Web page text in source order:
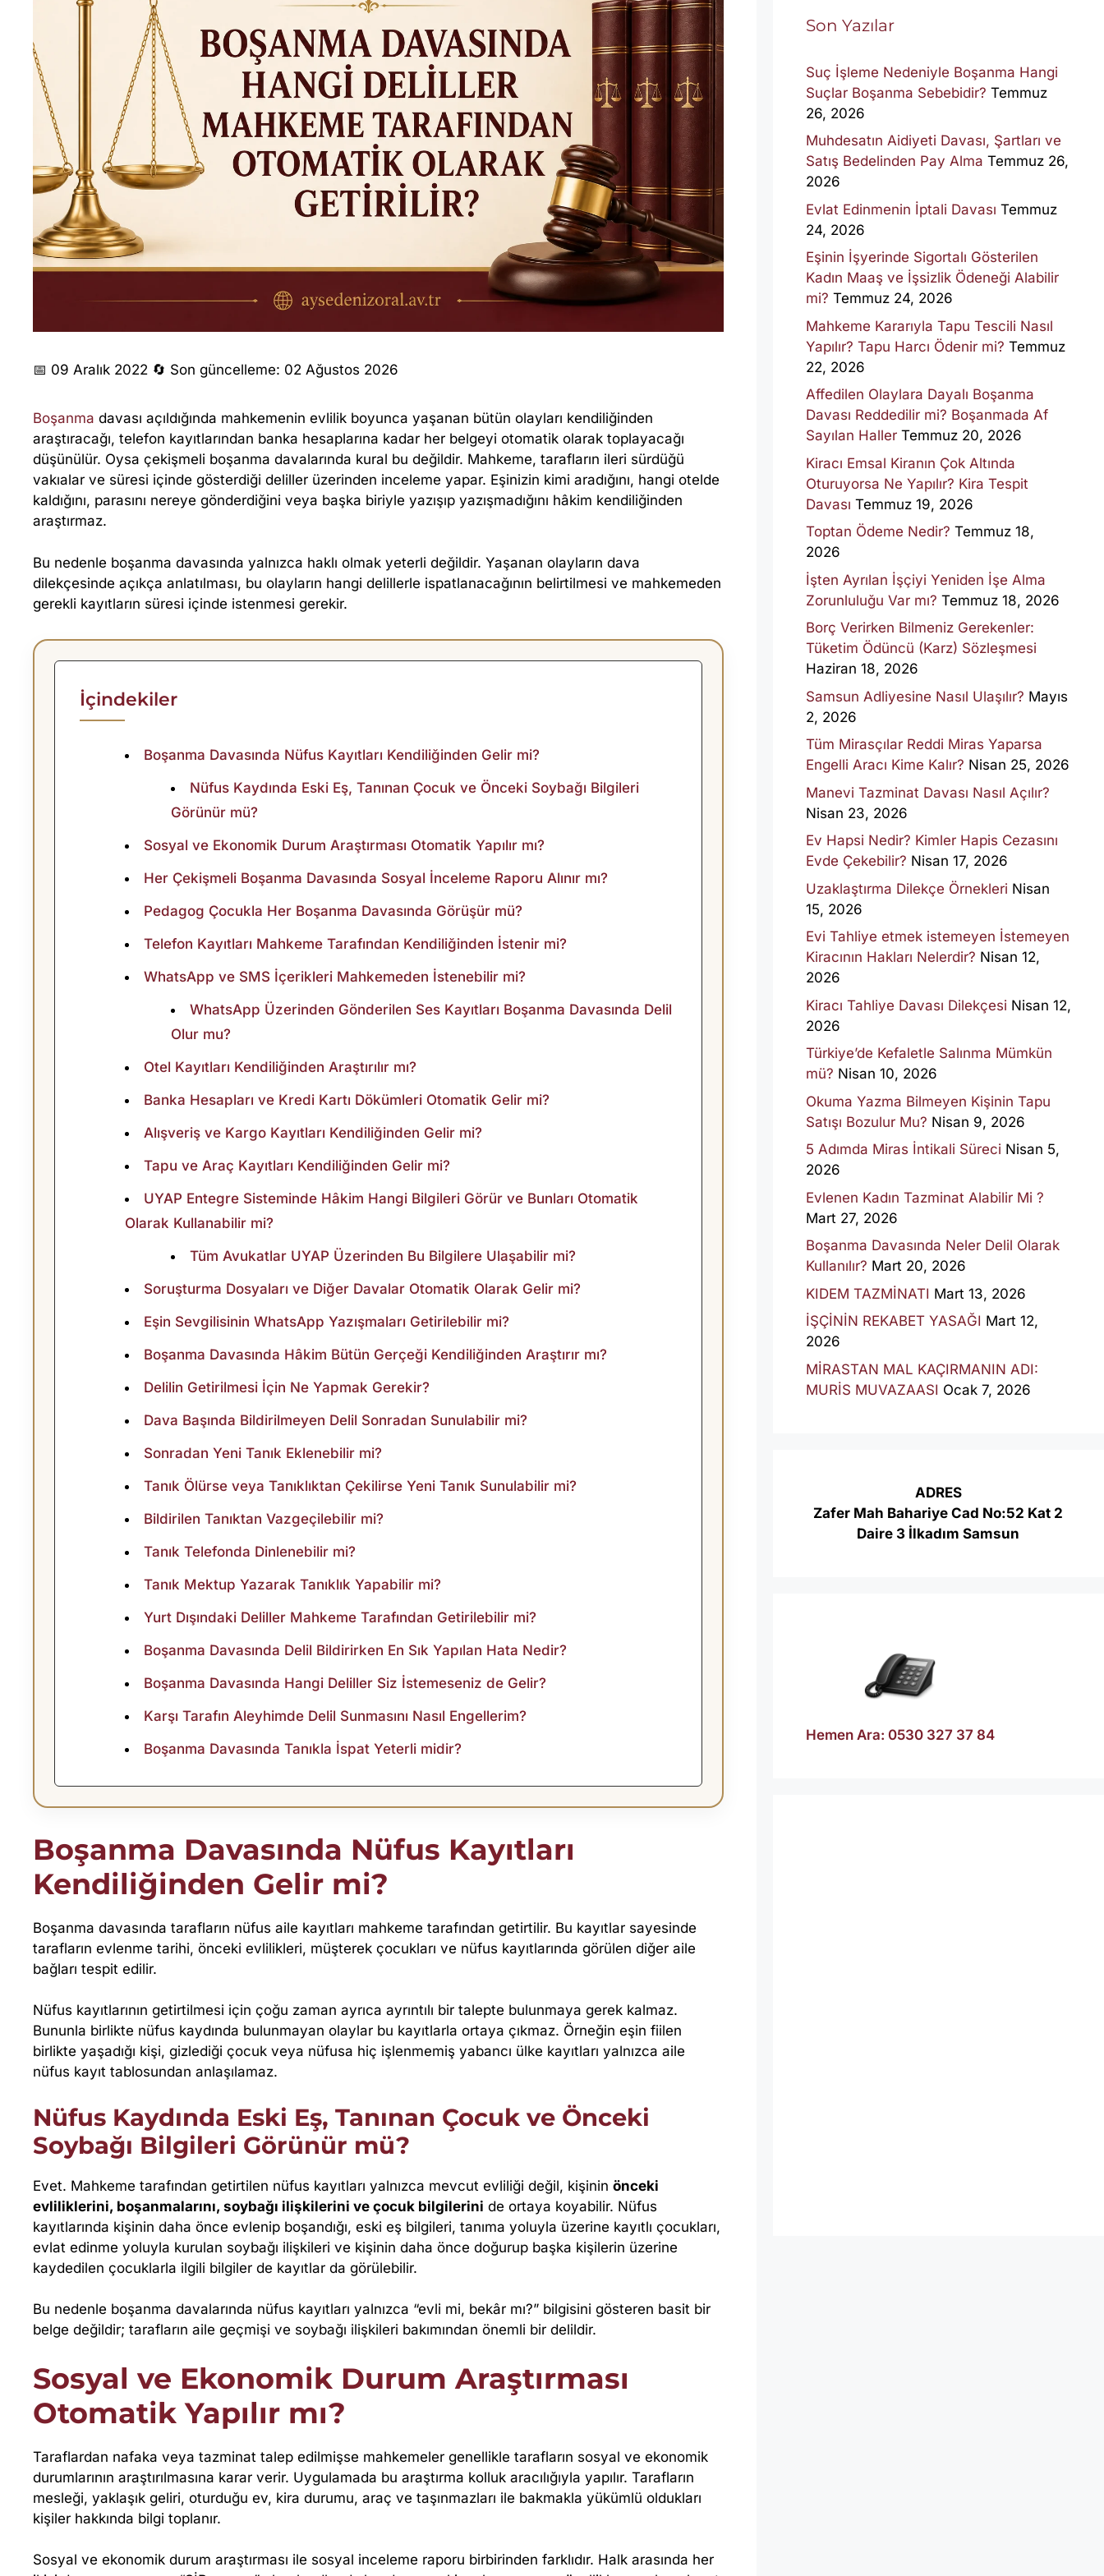
B
O
Ş
A
M
A
D
M
E
T
A
R
A
F
I
N
D
A
N
O
T
O
M
A
T
I
K
📅 09 Aralık 2022 🔄 Son güncelleme: 02 Ağustos 2026
Boşanma davası açıldığında mahkemenin evlilik boyunca yaşanan bütün olayları kendiliğinden
araştıracağı, telefon kayıtlarından banka hesaplarına kadar her belgeyi otomatik olarak toplayacağı
düşünülür. Oysa çekişmeli boşanma davalarında kural bu değildir. Mahkeme, tarafların ileri sürdüğü
vakıalar ve süresi içinde gösterdiği deliller üzerinden inceleme yapar. Eşinizin kimi aradığını, hangi otelde
kaldığını, parasını nereye gönderdiğini veya başka biriyle yazışıp yazışmadığını hâkim kendiliğinden
araştırmaz.
Bu nedenle boşanma davasında yalnızca haklı olmak yeterli değildir. Yaşanan olayların dava
dilekçesinde açıkça anlatılması, bu olayların hangi delillerle ispatlanacağının belirtilmesi ve mahkemeden
gerekli kayıtların süresi içinde istenmesi gerekir.
İçindekiler
Boşanma Davasında Nüfus Kayıtları Kendiliğinden Gelir mi?
Nüfus Kaydında Eski Eş, Tanınan Çocuk ve Önceki Soybağı Bilgileri
Görünür mü?
Sosyal ve Ekonomik Durum Araştırması Otomatik Yapılır mı?
Her Çekişmeli Boşanma Davasında Sosyal İnceleme Raporu Alınır mı?
Pedagog Çocukla Her Boşanma Davasında Görüşür mü?
Telefon Kayıtları Mahkeme Tarafından Kendiliğinden İstenir mi?
WhatsApp ve SMS İçerikleri Mahkemeden İstenebilir mi?
WhatsApp Üzerinden Gönderilen Ses Kayıtları Boşanma Davasında Delil
Olur mu?
Otel Kayıtları Kendiliğinden Araştırılır mı?
Banka Hesapları ve Kredi Kartı Dökümleri Otomatik Gelir mi?
Alışveriş ve Kargo Kayıtları Kendiliğinden Gelir mi?
Tapu ve Araç Kayıtları Kendiliğinden Gelir mi?
UYAP Entegre Sisteminde Hâkim Hangi Bilgileri Görür ve Bunları Otomatik
Olarak Kullanabilir mi?
Tüm Avukatlar UYAP Üzerinden Bu Bilgilere Ulaşabilir mi?
Soruşturma Dosyaları ve Diğer Davalar Otomatik Olarak Gelir mi?
Eşin Sevgilisinin WhatsApp Yazışmaları Getirilebilir mi?
Boşanma Davasında Hâkim Bütün Gerçeği Kendiliğinden Araştırır mı?
Delilin Getirilmesi İçin Ne Yapmak Gerekir?
Dava Başında Bildirilmeyen Delil Sonradan Sunulabilir mi?
Sonradan Yeni Tanık Eklenebilir mi?
Tanık Ölürse veya Tanıklıktan Çekilirse Yeni Tanık Sunulabilir mi?
Bildirilen Tanıktan Vazgeçilebilir mi?
Tanık Telefonda Dinlenebilir mi?
Tanık Mektup Yazarak Tanıklık Yapabilir mi?
Yurt Dışındaki Deliller Mahkeme Tarafından Getirilebilir mi?
Boşanma Davasında Delil Bildirirken En Sık Yapılan Hata Nedir?
Boşanma Davasında Hangi Deliller Siz İstemeseniz de Gelir?
Karşı Tarafın Aleyhimde Delil Sunmasını Nasıl Engellerim?
Boşanma Davasında Tanıkla İspat Yeterli midir?
Boşanma Davasında Nüfus Kayıtları
Kendiliğinden Gelir mi?
Boşanma davasında tarafların nüfus aile kayıtları mahkeme tarafından getirtilir. Bu kayıtlar sayesinde
tarafların evlenme tarihi, önceki evlilikleri, müşterek çocukları ve nüfus kayıtlarında görülen diğer aile
bağları tespit edilir.
Nüfus kayıtlarının getirtilmesi için çoğu zaman ayrıca ayrıntılı bir talepte bulunmaya gerek kalmaz.
Bununla birlikte nüfus kaydında bulunmayan olaylar bu kayıtlarla ortaya çıkmaz. Örneğin eşin fiilen
birlikte yaşadığı kişi, gizlediği çocuk veya nüfusa hiç işlenmemiş yabancı ülke kayıtları yalnızca aile
nüfus kayıt tablosundan anlaşılamaz.
Nüfus Kaydında Eski Eş, Tanınan Çocuk ve Önceki
Soybağı Bilgileri Görünür mü?
Evet. Mahkeme tarafından getirtilen nüfus kayıtları yalnızca mevcut evliliği değil, kişinin önceki
evliliklerini, boşanmalarını, soybağı ilişkilerini ve çocuk bilgilerini de ortaya koyabilir. Nüfus
kayıtlarında kişinin daha önce evlenip boşandığı, eski eş bilgileri, tanıma yoluyla üzerine kayıtlı çocukları,
evlat edinme yoluyla kurulan soybağı ilişkileri ve kişinin daha önce doğurup başka kişilerin üzerine
kaydedilen çocuklarla ilgili bilgiler de kayıtlar da görülebilir.
Bu nedenle boşanma davalarında nüfus kayıtları yalnızca “evli mi, bekâr mı?” bilgisini gösteren basit bir
belge değildir; tarafların aile geçmişi ve soybağı ilişkileri bakımından önemli bir delildir.
Sosyal ve Ekonomik Durum Araştırması
Otomatik Yapılır mı?
Taraflardan nafaka veya tazminat talep edilmişse mahkemeler genellikle tarafların sosyal ve ekonomik
durumlarının araştırılmasına karar verir. Uygulamada bu araştırma kolluk aracılığıyla yapılır. Tarafların
mesleği, yaklaşık geliri, oturduğu ev, kira durumu, araç ve taşınmazları ile bakmakla yükümlü oldukları
kişiler hakkında bilgi toplanır.
Sosyal ve ekonomik durum araştırması ile sosyal inceleme raporu birbirinden farklıdır. Halk arasında her
Son Yazılar
Suç İşleme Nedeniyle Boşanma Hangi
Suçlar Boşanma Sebebidir? Temmuz
26, 2026
Muhdesatın Aidiyeti Davası, Şartları ve
Satış Bedelinden Pay Alma Temmuz 26,
2026
Evlat Edinmenin İptali Davası Temmuz
24, 2026
Eşinin İşyerinde Sigortalı Gösterilen
Kadın Maaş ve İşsizlik Ödeneği Alabilir
mi? Temmuz 24, 2026
Mahkeme Kararıyla Tapu Tescili Nasıl
Yapılır? Tapu Harcı Ödenir mi? Temmuz
22, 2026
Affedilen Olaylara Dayalı Boşanma
Davası Reddedilir mi? Boşanmada Af
Sayılan Haller Temmuz 20, 2026
Kiracı Emsal Kiranın Çok Altında
Oturuyorsa Ne Yapılır? Kira Tespit
Davası Temmuz 19, 2026
Toptan Ödeme Nedir? Temmuz 18,
2026
İşten Ayrılan İşçiyi Yeniden İşe Alma
Zorunluluğu Var mı? Temmuz 18, 2026
Borç Verirken Bilmeniz Gerekenler:
Tüketim Ödüncü (Karz) Sözleşmesi
Haziran 18, 2026
Samsun Adliyesine Nasıl Ulaşılır? Mayıs
2, 2026
Tüm Mirasçılar Reddi Miras Yaparsa
Engelli Aracı Kime Kalır? Nisan 25, 2026
Manevi Tazminat Davası Nasıl Açılır?
Nisan 23, 2026
Ev Hapsi Nedir? Kimler Hapis Cezasını
Evde Çekebilir? Nisan 17, 2026
Uzaklaştırma Dilekçe Örnekleri Nisan
15, 2026
Evi Tahliye etmek istemeyen İstemeyen
Kiracının Hakları Nelerdir? Nisan 12,
2026
Kiracı Tahliye Davası Dilekçesi Nisan 12,
2026
Türkiye’de Kefaletle Salınma Mümkün
mü? Nisan 10, 2026
Okuma Yazma Bilmeyen Kişinin Tapu
Satışı Bozulur Mu? Nisan 9, 2026
5 Adımda Miras İntikali Süreci Nisan 5,
2026
Evlenen Kadın Tazminat Alabilir Mi ?
Mart 27, 2026
Boşanma Davasında Neler Delil Olarak
Kullanılır? Mart 20, 2026
KIDEM TAZMİNATI Mart 13, 2026
İŞÇİNİN REKABET YASAĞI Mart 12,
2026
MİRASTAN MAL KAÇIRMANIN ADI:
MURİS MUVAZAASI Ocak 7, 2026
ADRES
Zafer Mah Bahariye Cad No:52 Kat 2
Daire 3 İlkadım Samsun
Hemen Ara: 0530 327 37 84